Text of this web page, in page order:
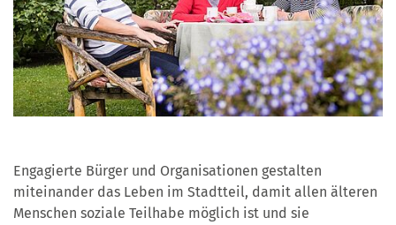
Engagierte Bürger und Organisationen gestalten
miteinander das Leben im Stadtteil, damit allen älteren
Menschen soziale Teilhabe möglich ist und sie